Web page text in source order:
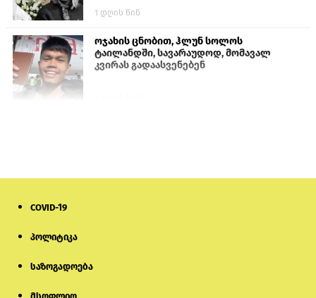
1 დღის წინ
ოჯახის ცნობით, ჰლუნ სოლოს
ტაილანდში, სავარაუდოდ, მომავალ
კვირას გადაასვენებენ
COVID-19
პოლიტიკა
საზოგადოება